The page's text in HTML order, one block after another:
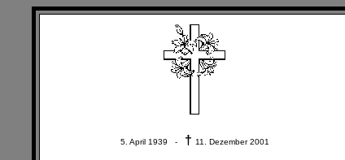
5. April 1939 - † 11. Dezember 2001